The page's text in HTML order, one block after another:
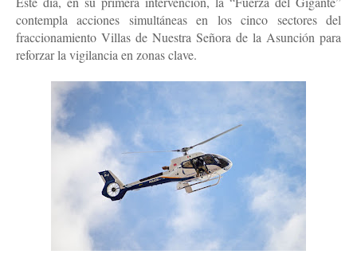
contempla acciones simultáneas en los cinco sectores del
fraccionamiento Villas de Nuestra Señora de la Asunción para
reforzar la vigilancia en zonas clave.